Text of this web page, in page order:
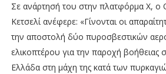
Σε ανάρτησή του στην πλατφόρμα Χ, ο
Κετσελίανέφερε: «Γίνονται οι
την αποστολή δύο πυροσβεστικών
ελικοπτέρου για την παροχή βοήθειας
Ελλάδα στη μάχη της κατά των